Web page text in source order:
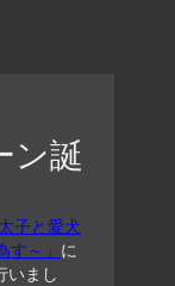
ン誕
子と愛犬
～」 に
いまし